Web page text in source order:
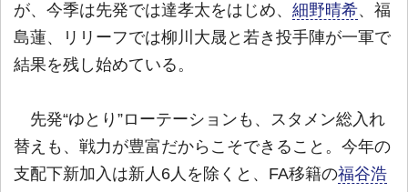
が、今季は先発では達孝太をはじめ、 細野晴希、福
島蓮、リリーフでは柳川大晟と若き投手陣が一軍で
結果を残し始めている。
先発“ゆとり”ローテーションも、スタメン総入れ
替えも、戦力が豊富だからこそできること。今年の
支配下新加入は新人6人を除くと、FA移籍の福谷浩